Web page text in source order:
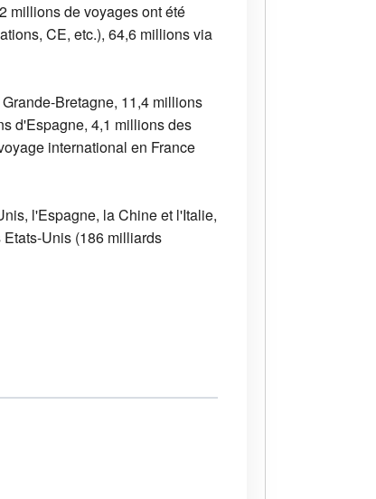
millions de voyages ont été
CE, etc.), 64,6 millions via
Bretagne, 11,4 millions
d'Espagne, 4,1 millions des
international en France
l'Espagne, la Chine et l'Italie,
Unis (186 milliards